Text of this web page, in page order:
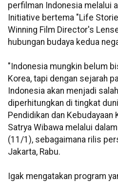
perfilman Indonesia melalui
Initiative bertema "Life
Winning Film Director's
hubungan budaya kedua
"Indonesia mungkin belum
Korea, tapi dengan sejarah
Indonesia akan menjadi
diperhitungkan di tingkat
Pendidikan dan Kebudayaan
Satrya Wibawa melalui
(11/1), sebagaimana rilis
Jakarta, Rabu.
Igak mengatakan program